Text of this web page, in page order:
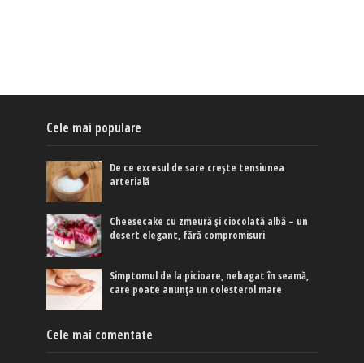
Cele mai populare
De ce excesul de sare crește tensiunea
arterială
Cheesecake cu zmeură și ciocolată albă – un
desert elegant, fără compromisuri
Simptomul de la picioare, nebagat în seamă,
care poate anunța un colesterol mare
Cele mai comentate